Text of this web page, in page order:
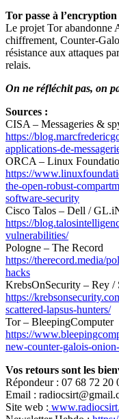
Tor passe à
Le projet Tor abandonne
chiffrement, Counter-
résistance aux attaques
relais.
On ne réfléchit pas, on
Sources :
CISA – Messageries &
https://
applications-de-
ORCA – Linux
https://
the-open-robust-
software-security
Cisco Talos – Dell /
https://
vulnerabilities/
Pologne – The Record
https://therecord.media/
hacks
KrebsOnSecurity – Rey /
https://
scattered-lapsus-hunters/
Tor – BleepingComputer
https://
new-counter-galois-
Vos retours sont les
Répondeur : 07 68 72 20
Email :
Site web :